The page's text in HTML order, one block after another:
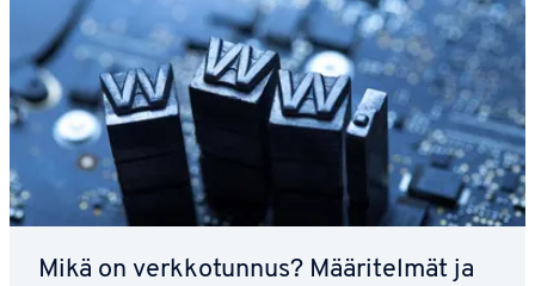
Mikä on verk­ko­tun­nus? Mää­ri­tel­mät ja